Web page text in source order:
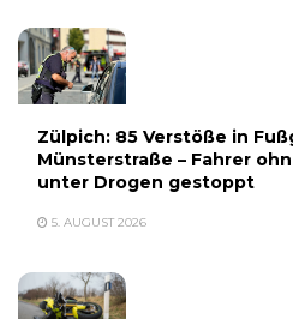
Zülpich: 85 Verstöße in
Münsterstraße – Fahrer
unter Drogen gestoppt
5. AUGUST 2026